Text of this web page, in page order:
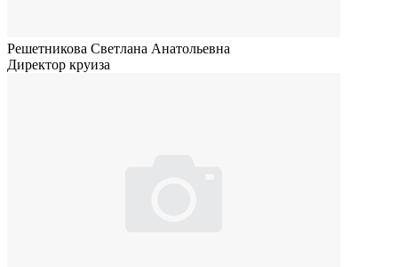
Решетникова Светлана Анатольевна
Директор круиза